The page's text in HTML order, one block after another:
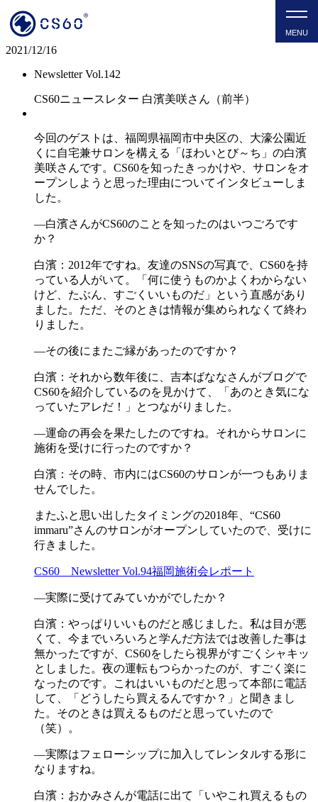
CS60 NEWSLETTER VOL.
2021/12/16
Newsletter Vol.142
CS60ニュースレター 白濱美咲さん（前半）
今回のゲストは、福岡県福岡市中央区の、大濠公園近
くに自宅兼サロンを構える「ほわいとび～ち」の白濱
美咲さんです。CS60を知ったきっかけや、サロンをオ
ープンしようと思った理由についてインタビューしま
した。
―白濱さんがCS60のことを知ったのはいつごろです
か？
白濱：2012年ですね。友達のSNSの写真で、CS60を持
っている人がいて。「何に使うものかよくわからない
けど、たぶん、すごくいいものだ」という直感があり
ました。ただ、そのときは情報が集められなくて終わ
りました。
―その後にまたご縁があったのですか？
白濱：それから数年後に、吉本ばななさんがブログで
CS60を紹介しているのを見かけて、「あのとき気にな
っていたアレだ！」とつながりました。
―運命の再会を果たしたのですね。それからサロンに
施術を受けに行ったのですか？
白濱：その時、市内にはCS60のサロンが一つもありま
せんでした。
またふと思い出したタイミングの2018年、“CS60
immaru”さんのサロンがオープンしていたので、受けに
行きました。
CS60 Newsletter Vol.94福岡施術会レポート
―実際に受けてみていかがでしたか？
白濱：やっぱりいいものだと感じました。私は目が悪
くて、今までいろいろと学んだ方法では改善した事は
無かったですが、CS60をしたら視界がすごくシャキッ
としました。夜の運転もつらかったのが、すごく楽に
なったのです。これはいいものだと思って本部に電話
して、「どうしたら買えるんですか？」と聞きまし
た。そのときは買えるものだと思っていたので
（笑）。
―実際はフェローシップに加入してレンタルする形に
なりますね。
白濱：おかみさんが電話に出て「いやこれ買えるもの